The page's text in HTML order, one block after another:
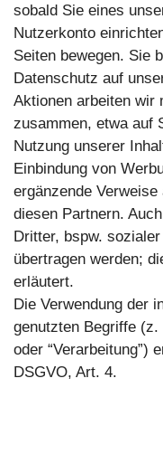
sobald Sie eines
Nutzerkonto
Seiten bewegen. Sie
Datenschutz auf
Aktionen arbeiten wir
zusammen, etwa auf
Nutzung unserer
Einbindung von
ergänzende
diesen Partnern.
Dritter, bspw.
übertragen werden;
erläutert.
Die Verwendung der
genutzten Begriffe (z.
oder “Verarbeitung”)
DSGVO, Art. 4.